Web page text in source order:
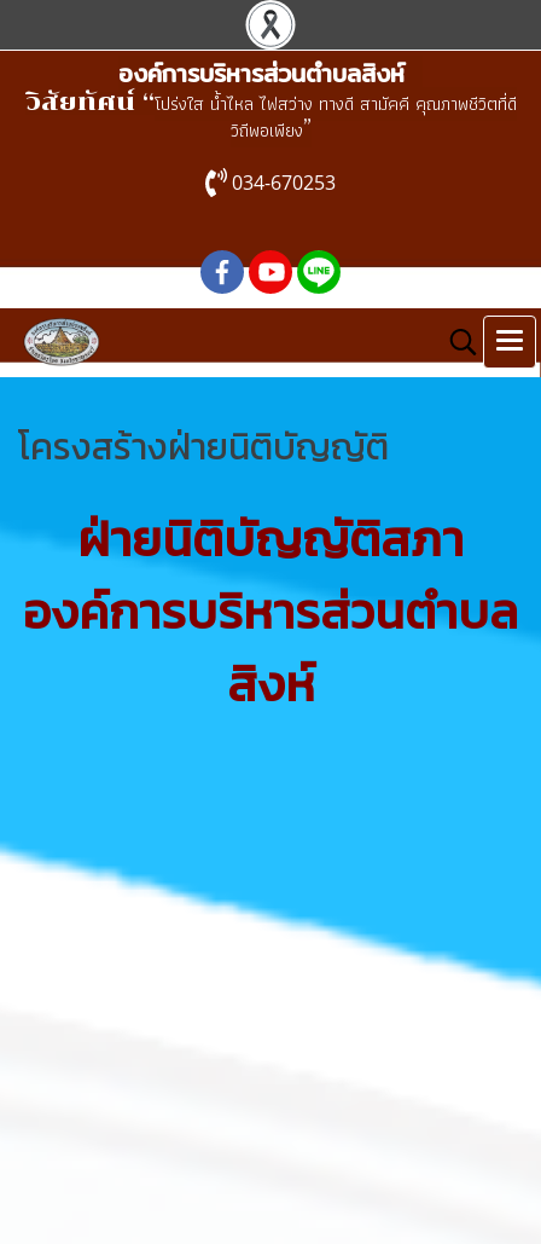
องค์การบริหารส่วนตำบลสิงห์
วิสัยทัศน์ “โปร่งใส น้ำไหล ไฟสว่าง ทางดี สามัคคี คุณภาพชีวิตที่ดี
วิถีพอเพียง”
034-670253
โครงสร้างฝ่ายนิติบัญญัติ
ฝ่ายนิติบัญญัติสภา
องค์การบริหารส่วนตำบล
สิงห์